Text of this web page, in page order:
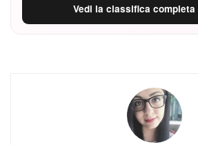
Vedi la classifica